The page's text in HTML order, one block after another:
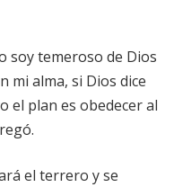
soy temeroso de Dios
mi alma, si Dios dice
el plan es obedecer al
el terrero y se